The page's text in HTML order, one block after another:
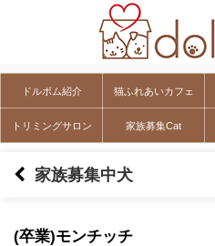
ドルボム紹介 猫ふれあいカフェ
トリミングサロン 家族募集Cat
家族募集中犬
(卒業)モンチッチ